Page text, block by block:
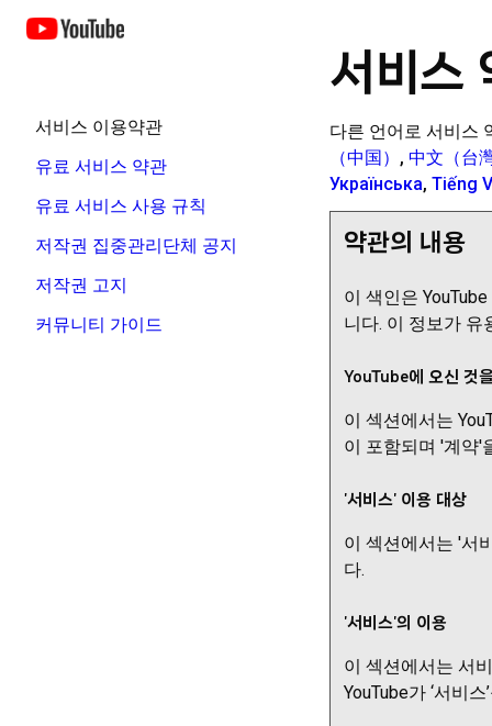
서비스 이용약관
유료 서비스 약관
유료 서비스 사용 규칙
저작권 집중관리단체 공지
저작권 고지
커뮤니티 가이드
서비스
다른 언어로 서비스
（中国） , 中文（台
Українська, Tiếng
약관의 내용
이 색인은
니다. 이 정보가 유
YouTube에 오신 것
이 섹션에서는
이 포함되며 '계약'
'서비스' 이용 대상
이 섹션에서는 '서
다.
'서비스'의 이용
이 섹션에서는 서
YouTube가 ‘서비